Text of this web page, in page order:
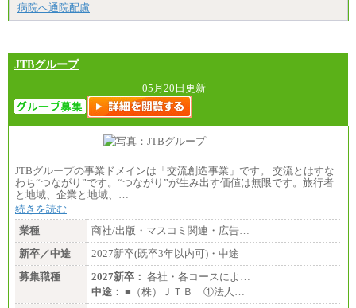
病院へ通院配慮
JTBグループ
05月20日更新
JTBグループの事業ドメインは「交流創造事業」です。 交流とはすな
わち“つながり”です。“つながり”が生み出す価値は無限です。旅行者
と地域、企業と地域、…
続きを読む
業種
商社/出版・マスコミ関連・広告…
新卒／中途
2027新卒(既卒3年以内可)・中途
募集職種
2027新卒： 各社・各コースによ…
中途： ■（株）ＪＴＢ ①法人…